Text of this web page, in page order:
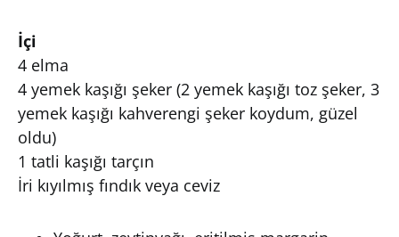
İçi
4 elma
4 yemek kaşığı şeker (2 yemek kaşığı toz şeker, 3
yemek kaşığı kahverengi şeker koydum, güzel
oldu)
1 tatli kaşığı tarçın
İri kıyılmış fındık veya ceviz